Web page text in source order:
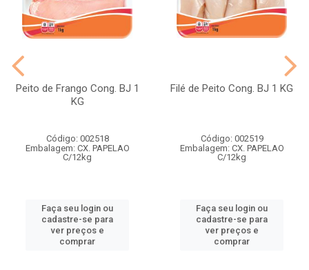
Peito de Frango Cong. BJ 1
KG
Código: 002518
Embalagem: CX. PAPELAO
C/12kg
Faça seu login ou
cadastre-se para
ver preços e
comprar
Filé de Peito Cong. BJ 1 KG
Código: 002519
Embalagem: CX. PAPELAO
C/12kg
Faça seu login ou
cadastre-se para
ver preços e
comprar